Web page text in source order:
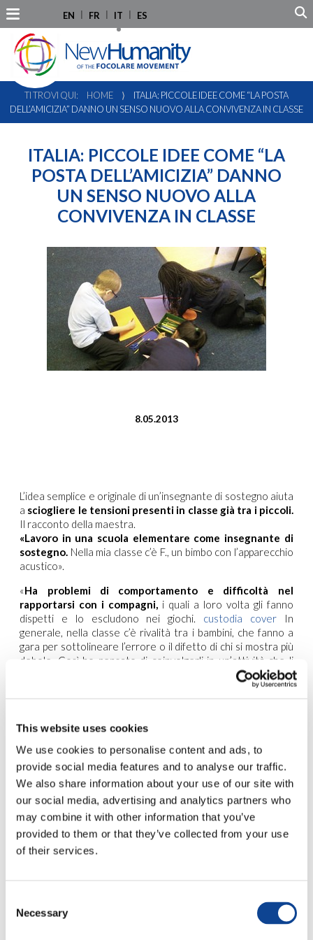
This website uses cookies
We use cookies to personalise content and ads, to
provide social media features and to analyse our traffic.
We also share information about your use of our site with
our social media, advertising and analytics partners who
may combine it with other information that you’ve
provided to them or that they’ve collected from your use
of their services.
Selection
Necessary
EN FR IT ES
TI TROVI QUI: HOME ⟩
ITALIA: PICCOLE IDEE COME “LA POSTA
DELL’AMICIZIA” DANNO UN SENSO NUOVO ALLA CONVIVENZA IN CLASSE
ITALIA: PICCOLE IDEE COME “LA
POSTA DELL’AMICIZIA” DANNO
UN SENSO NUOVO ALLA
CONVIVENZA IN CLASSE
8.05.2013
L’idea semplice e originale di un’insegnante di sostegno aiuta
a sciogliere le tensioni presenti in classe già tra i piccoli.
Il racconto della maestra.
«Lavoro in una scuola elementare come insegnante di
sostegno. Nella mia classe c’è F., un bimbo con l’apparecchio
acustico».
«Ha problemi di comportamento e difficoltà nel
rapportarsi con i compagni, i quali a loro volta gli fanno
dispetti e lo escludono nei giochi. custodia cover In
generale, nella classe c’è rivalità tra i bambini, che fanno a
gara per sottolineare l’errore o il difetto di chi si mostra più
debole. Così ho pensato di coinvolgerli in un’attività che li
gratificasse, aiutandoli a vedere il buono che c’è in ognuno di
cattedra è comparsa una scatola colorata dotata di fessura
incollato una vignetta diGibi e DoppiaWche si dicevano
sorridendo“Ho una sorpresa per te!”. Ho proposto ai bambini
di utilizzare la scatola durante la settimana per dirsi l’un
l’altro le cose buone che avevano vissuto o gli aspetti
positivi che avevano osservato nell’uno o nell’altro durante
la giornata.coque iphoneLe lettere potevano essere
anonime o firmate, indirizzate a chiunque. Potevano
mandarsi disegni, poesie, piccoli regalini. Abbiamo deciso di
I bambini hanno accettato la proposta con entusiasmo e si
sono lanciati nella scrittura di lettere, bigliettini e poesie.